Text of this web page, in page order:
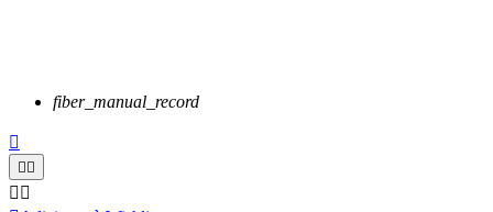
fiber_manual_record

 
 